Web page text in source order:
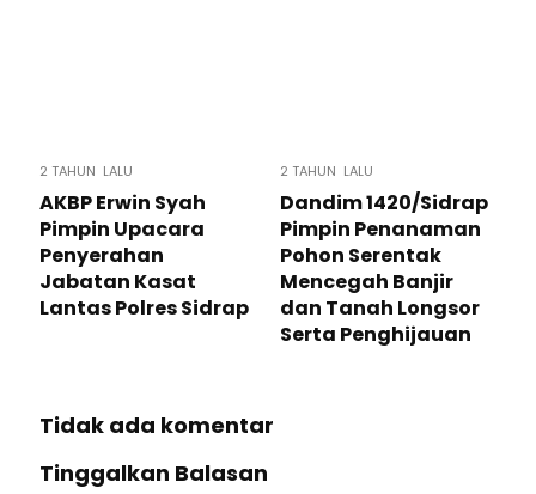
2 TAHUN LALU
AKBP Erwin Syah
Pimpin Upacara
Penyerahan
Jabatan Kasat
Lantas Polres Sidrap
2 TAHUN LALU
Dandim 1420/Sidrap
Pimpin Penanaman
Pohon Serentak
Mencegah Banjir
dan Tanah Longsor
Serta Penghijauan
Tidak ada komentar
Tinggalkan Balasan